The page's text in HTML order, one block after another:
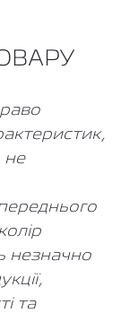
не
незначно
та